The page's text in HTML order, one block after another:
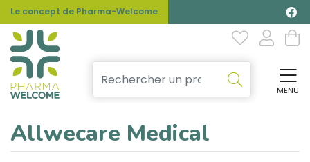
Le concept de Pharma-Welcome
MENU
Allwecare Medical